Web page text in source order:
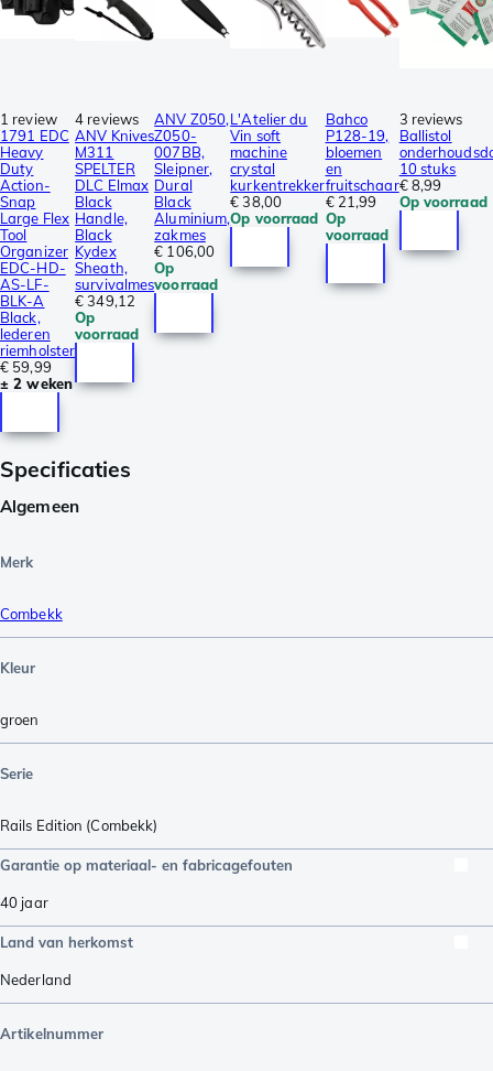
1 review
1791 EDC
Heavy
Duty
Action-
Snap
Large Flex
Tool
Organizer
EDC-HD-
AS-LF-
BLK-A
Black,
lederen
riemholster
€ 59,99
± 2 weken
4 reviews
ANV Knives
M311
SPELTER
DLC Elmax
Black
Handle,
Black
Kydex
Sheath,
survivalmes
€ 349,12
Op
voorraad
ANV Z050,
Z050-
007BB,
Sleipner,
Dural
Black
Aluminium,
zakmes
€ 106,00
Op
voorraad
L'Atelier du
Vin soft
machine
crystal
kurkentrekker
€ 38,00
Op voorraad
Bahco
P128-19,
bloemen
en
fruitschaar
€ 21,99
Op
voorraad
3 reviews
Ballistol
10 stuks
€ 8,99
Op voorraad
Specificaties
Algemeen
Merk
Combekk
Kleur
groen
Serie
Rails Edition (Combekk)
Garantie op materiaal- en fabricagefouten
40 jaar
Land van herkomst
Nederland
Artikelnummer